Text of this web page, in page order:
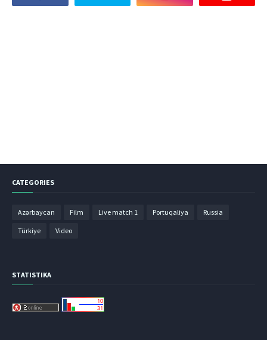
CATEGORIES
Azərbaycan Film Live match 1 Portuqaliya Russia
Türkiye Video
STATISTIKA